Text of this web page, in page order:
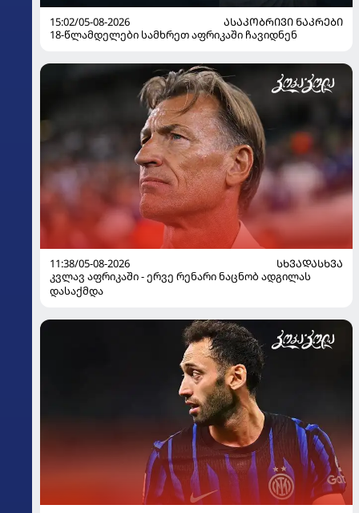
15:02/05-08-2026
ᲐᲡᲐᲙᲝᲑᲠᲘᲕᲘ ᲜᲐᲙᲠᲔᲑᲘ
18-წლამდელები სამხრეთ აფრიკაში ჩავიდნენ
11:38/05-08-2026
ᲡᲮᲕᲐᲓᲐᲡᲮᲕᲐ
კვლავ აფრიკაში - ერვე რენარი ნაცნობ ადგილას
დასაქმდა